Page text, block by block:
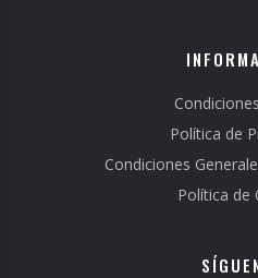
Política de
Condiciones
Política de